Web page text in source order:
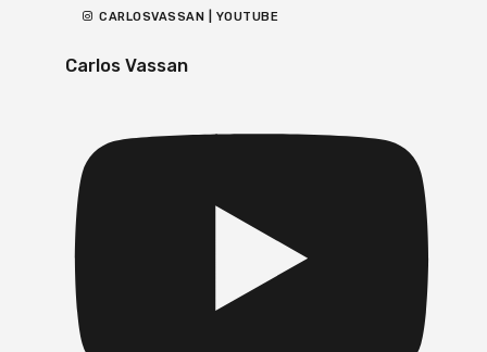
CARLOSVASSAN | YOUTUBE
Carlos Vassan